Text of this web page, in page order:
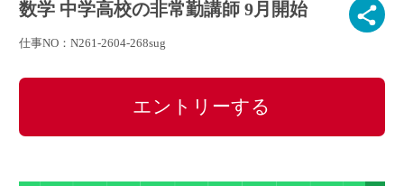
数学 中学高校の非常勤講師 9月開始
仕事NO：N261-2604-268sug
エントリーする